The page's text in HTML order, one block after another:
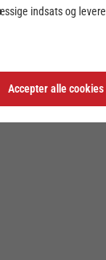
indsats og levere
Accepter alle cookies